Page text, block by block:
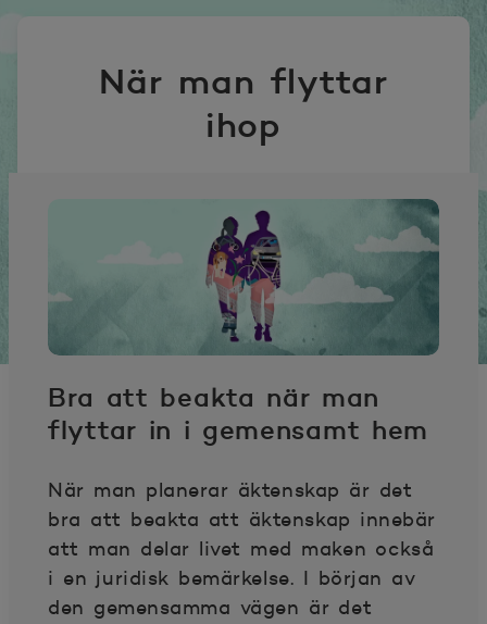
När man flyttar
ihop
Bra att beakta när man
flyttar in i gemensamt hem
När man planerar äktenskap är det
bra att beakta att äktenskap innebär
att man delar livet med maken också
i en juridisk bemärkelse. I början av
den gemensamma vägen är det